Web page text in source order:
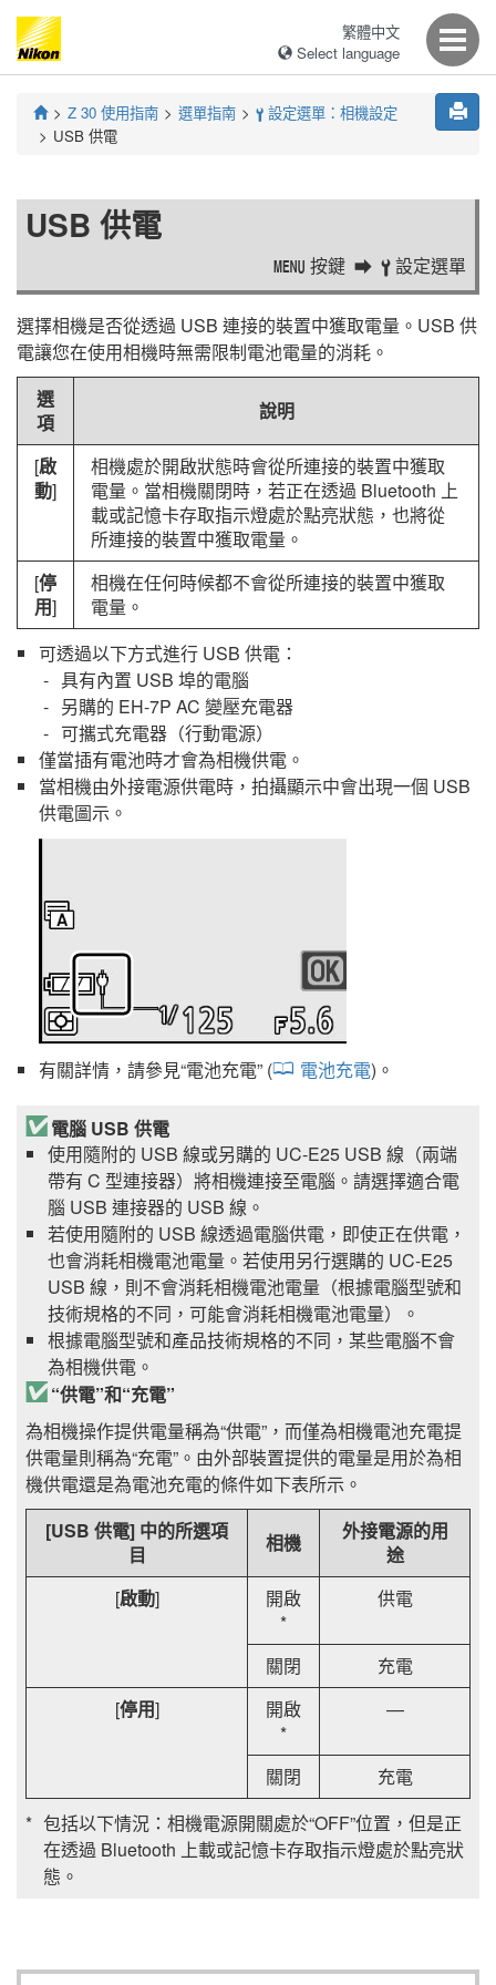
繁體中文
Select language
Z 30 使用指南 選單指南 B 設定選單：相機設定
USB 供電
USB 供電
G 按鍵 B 設定選單
選擇相機是否從透過 USB 連接的裝置中獲取電量。USB 供
電讓您在使用相機時無需限制電池電量的消耗。
選
項
說明
[啟
動]
相機處於開啟狀態時會從所連接的裝置中獲取
電量。當相機關閉時，若正在透過 Bluetooth 上
載或記憶卡存取指示燈處於點亮狀態，也將從
所連接的裝置中獲取電量。
[停
用]
相機在任何時候都不會從所連接的裝置中獲取
電量。
可透過以下方式進行 USB 供電：
具有內置 USB 埠的電腦
另購的 EH-7P AC 變壓充電器
可攜式充電器（行動電源）
僅當插有電池時才會為相機供電。
當相機由外接電源供電時，拍攝顯示中會出現一個 USB
供電圖示。
有關詳情，請參見“電池充電” ( 電池充電)。
電腦 USB 供電
使用隨附的 USB 線或另購的 UC-E25 USB 線（兩端
帶有 C 型連接器）將相機連接至電腦。請選擇適合電
腦 USB 連接器的 USB 線。
若使用隨附的 USB 線透過電腦供電，即使正在供電，
也會消耗相機電池電量。若使用另行選購的 UC-E25
USB 線，則不會消耗相機電池電量（根據電腦型號和
技術規格的不同，可能會消耗相機電池電量）。
根據電腦型號和產品技術規格的不同，某些電腦不會
為相機供電。
“供電”和“充電”
為相機操作提供電量稱為“供電”，而僅為相機電池充電提
供電量則稱為“充電”。由外部裝置提供的電量是用於為相
機供電還是為電池充電的條件如下表所示。
[USB 供電] 中的所選項
目
相機
外接電源的用
途
[啟動]
開啟
*
供電
關閉
充電
[停用]
開啟
*
—
關閉
充電
包括以下情況：相機電源開關處於“OFF”位置，但是正
在透過 Bluetooth 上載或記憶卡存取指示燈處於點亮狀
態。